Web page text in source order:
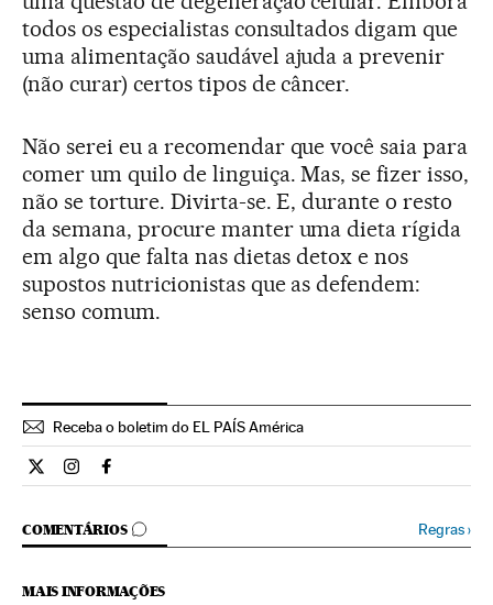
todos os especialistas consultados digam que
uma alimentação saudável ajuda a prevenir
(não curar) certos tipos de câncer.
Não serei eu a recomendar que você saia para
comer um quilo de linguiça. Mas, se fizer isso,
não se torture. Divirta-se. E, durante o resto
da semana, procure manter uma dieta rígida
em algo que falta nas dietas detox e nos
supostos nutricionistas que as defendem:
senso comum.
Receba o boletim do EL PAÍS América
Estilo El País Brasil en Twitter
Estilo El País Brasil en Instagram
Estilo El País Brasil en Facebook
COMENTÁRIOS
COMENTÁRIOS Regras›
MAIS INFORMAÇÕES